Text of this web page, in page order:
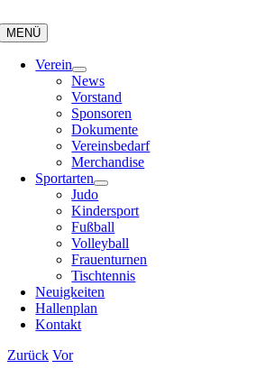
Inhalt
springen
MENÜ
Verein
News
Vorstand
Sponsoren
Dokumente
Vereinsbedarf
Merchandise
Sportarten
Judo
Kindersport
Fußball
Volleyball
Frauenturnen
Tischtennis
Neuigkeiten
Hallenplan
Kontakt
Zurück Vor